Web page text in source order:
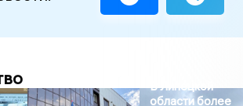
В Липецкой
области более